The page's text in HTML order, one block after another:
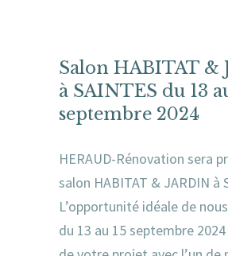
Salon HABITAT &
à SAINTES du 13
septembre 2024
HERAUD-Rénovation sera
salon HABITAT & JARDIN à
L’opportunité idéale de
du 13 au 15 septembre